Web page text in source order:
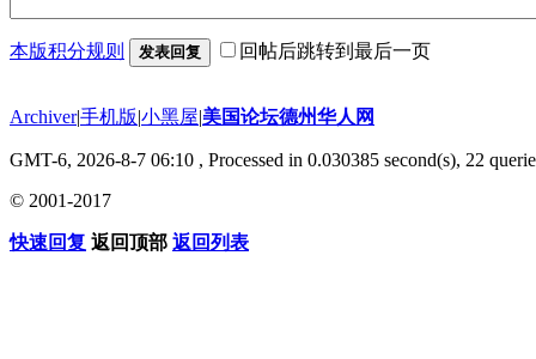
本版积分规则 发表回复 回帖后跳转到最后一页
Archiver|手机版|小黑屋|美国论坛德州华人网
GMT-6, 2026-8-7 06:10 , Processed in 0.030385 second(s), 22
© 2001-2017
快速回复 返回顶部 返回列表